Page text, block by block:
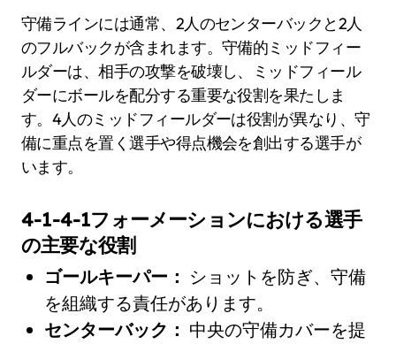
守備ラインには通常、2人のセンターバックと2人
のフルバックが含まれます。守備的ミッドフィー
ルダーは、相手の攻撃を破壊し、ミッドフィール
ダーにボールを配分する重要な役割を果たしま
す。4人のミッドフィールダーは役割が異なり、守
備に重点を置く選手や得点機会を創出する選手が
います。
4-1-4-1フォーメーションにおける選手
の主要な役割
ゴールキーパー： ショットを防ぎ、守備
を組織する責任があります。
センターバック： 中央の守備カバーを提